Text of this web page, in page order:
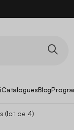
CataloguesBlog
(lot de 4)